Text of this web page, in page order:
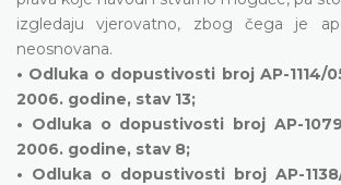
izgledaju vjerovatno, zbog čega je
neosnovana.
• Odluka o dopustivosti broj AP-1114/
2006. godine, stav 13;
• Odluka o dopustivosti broj AP-
2006. godine, stav 8;
• Odluka o dopustivosti broj AP-